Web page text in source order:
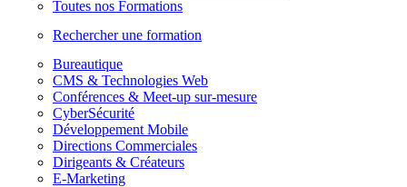
Toutes nos Formations
Rechercher une formation
Bureautique
CMS & Technologies Web
Conférences & Meet-up sur-mesure
CyberSécurité
Développement Mobile
Directions Commerciales
Dirigeants & Créateurs
E-Marketing